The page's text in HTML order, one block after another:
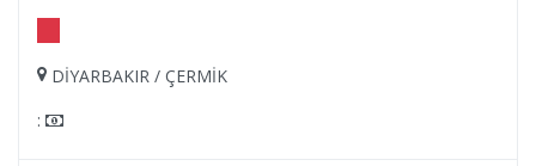
DİYARBAKIR / ÇERMİK
: